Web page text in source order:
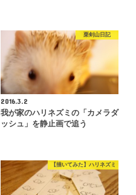
栗剣山日記
2016.3.2
我が家のハリネズミの「カメラダ
ッシュ」を静止画で追う
【描いてみた】ハリネズミ